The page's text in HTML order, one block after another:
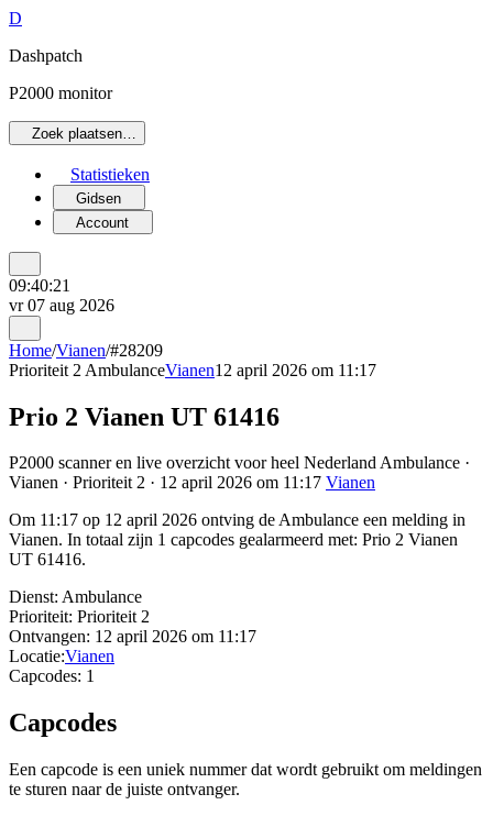
D
Dashpatch
P2000 monitor
Zoek plaatsen…
Statistieken
Gidsen
Account
09:40:21
vr 07 aug 2026
Home/Vianen/#28209
Prioriteit 2 AmbulanceVianen12 april 2026 om 11:17
Prio 2 Vianen UT 61416
P2000 scanner en live overzicht voor heel Nederland Ambulance ·
Vianen · Prioriteit 2 · 12 april 2026 om 11:17 Vianen
Om 11:17 op 12 april 2026 ontving de Ambulance een melding in
Vianen. In totaal zijn 1 capcodes gealarmeerd met: Prio 2 Vianen
UT 61416.
Dienst: Ambulance
Prioriteit: Prioriteit 2
Ontvangen: 12 april 2026 om 11:17
Locatie:Vianen
Capcodes: 1
Capcodes
Een capcode is een uniek nummer dat wordt gebruikt om meldingen
te sturen naar de juiste ontvanger.